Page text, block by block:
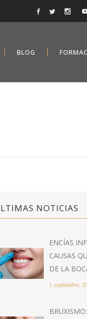
BLOG
NOTICIAS
ENCÍAS
CAUSAS
DE LA
1 septiembre,